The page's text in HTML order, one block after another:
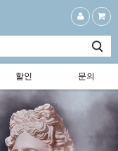
할인 문의